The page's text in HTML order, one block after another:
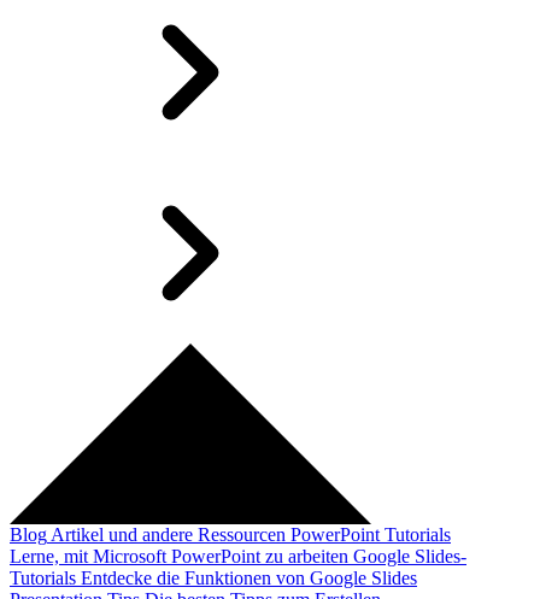
Blog Artikel und andere Ressourcen PowerPoint Tutorials
Lerne, mit Microsoft PowerPoint zu arbeiten Google Slides-
Tutorials Entdecke die Funktionen von Google Slides